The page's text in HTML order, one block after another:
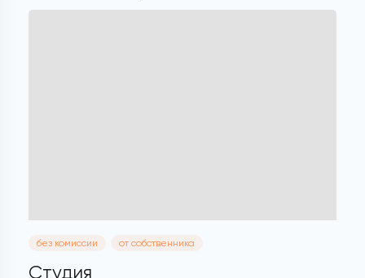
без комиссии от собственника
Студия